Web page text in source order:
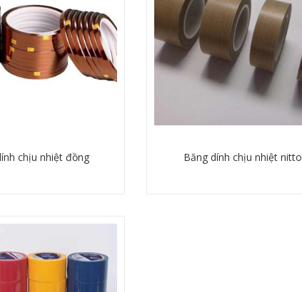
chịu nhiệt đồng Băng dính chịu nhiệt nitto